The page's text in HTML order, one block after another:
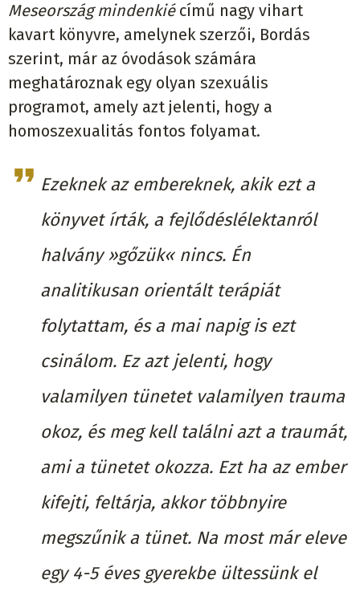
Meseország mindenkiécímű nagy vihart
kavart könyvre, amelynek szerzői, Bordás
szerint, már az óvodások számára
meghatároznak egy olyan szexuális
programot, amely azt jelenti, hogy a
homoszexualitás fontos folyamat.
Ezeknek az embereknek, akik ezt a
könyvet írták, a fejlődéslélektanról
halvány »gőzük« nincs. Én
analitikusan orientált terápiát
folytattam, és a mai napig is ezt
csinálom. Ez azt jelenti, hogy
valamilyen tünetet valamilyen trauma
okoz, és meg kell találni azt a traumát,
ami a tünetet okozza. Ezt ha az ember
kifejti, feltárja, akkor többnyire
megszűnik a tünet. Na most már eleve
egy 4-5 éves gyerekbe ültessünk el